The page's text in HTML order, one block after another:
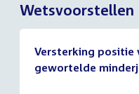
Wetsvoorstellen
Versterking positie
gewortelde